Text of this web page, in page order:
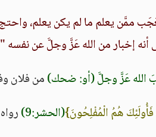
ممَّن يعلم ما لم يكن يعلم،
أنه إخبار من الله عَزَّ وجلَّ عن نفسه "
الله عَزَّ وجلَّ (أو: ضحك)من فلان
هُمُ الْمُفْلِحُونَ}(الحشر:9)
رواه